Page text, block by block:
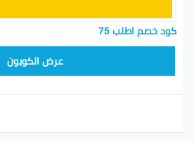
كود خصم اطلب 75
عرض الكوبون